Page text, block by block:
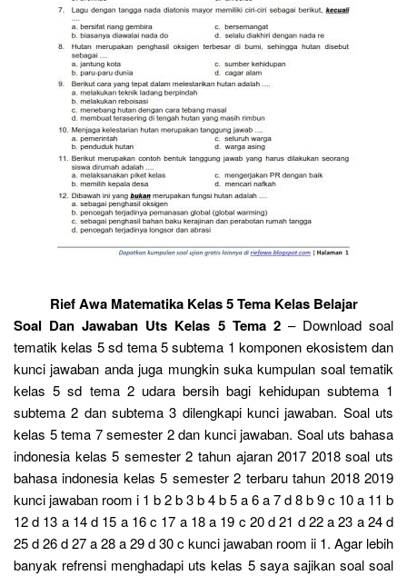
Rief Awa Matematika Kelas 5 Tema Kelas Belajar
Soal Dan Jawaban Uts Kelas 5 Tema 2– Download soal
tematik kelas 5 sd tema 5 subtema 1 komponen ekosistem dan
kunci jawaban anda juga mungkin suka kumpulan soal tematik
kelas 5 sd tema 2 udara bersih bagi kehidupan subtema 1
subtema 2 dan subtema 3 dilengkapi kunci jawaban. Soal uts
kelas 5 tema 7 semester 2 dan kunci jawaban. Soal uts bahasa
indonesia kelas 5 semester 2 tahun ajaran 2017 2018 soal uts
bahasa indonesia kelas 5 semester 2 terbaru tahun 2018 2019
kunci jawaban room i 1 b 2 b 3 b 4 b 5 a 6 a 7 d 8 b 9 c 10 a 11 b
12 d 13 a 14 d 15 a 16 c 17 a 18 a 19 c 20 d 21 d 22 a 23 a 24 d
25 d 26 d 27 a 28 a 29 d 30 c kunci jawaban room ii 1. Agar lebih
banyak refrensi menghadapi uts kelas 5 saya sajikan soal soal